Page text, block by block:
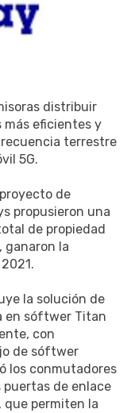
distribuir
más eficientes y
terrestre
5G.
de
propusieron una
de propiedad
ganaron la
la solución de
en sóftwer Titan
con
de sóftwer
los conmutadores
puertas de enlace
que permiten la